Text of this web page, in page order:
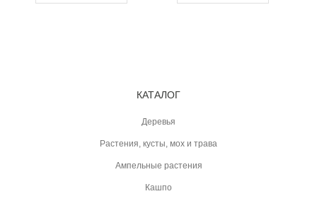
КАТАЛОГ
Деревья
Растения, кусты, мох и трава
Ампельные растения
Кашпо